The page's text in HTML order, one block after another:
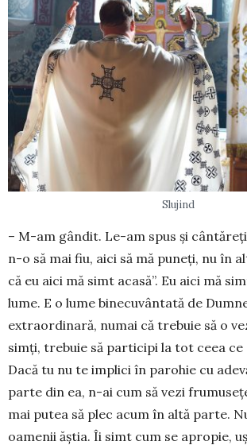
Slujind
– M-am gândit. Le-am spus și
n-o să mai fiu, aici să mă puneți, nu în
că eu aici mă simt acasă”. Eu aici mă
lume. E o lume binecu­vântată de
extraordinară, numai că trebuie să o
simți, trebuie să participi la tot ceea ce
Dacă tu nu te implici în parohie cu
parte din ea, n-ai cum să vezi
mai putea să plec acum în altă parte.
oamenii ăștia. Îi simt cum se apropie,